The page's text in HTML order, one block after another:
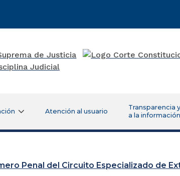
Atención al usuario
Transparencia
a la
Penal del Circuito Especializado de